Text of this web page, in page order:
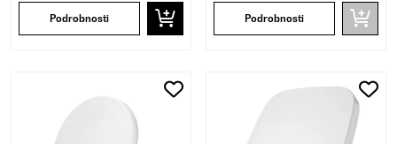
Podrobnosti Podrobnosti